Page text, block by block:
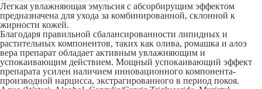
Легкая увлажняющая эмульсия с абсорбирущим эффектом
предназначена для ухода за комбинированной, склонной к
жирности кожей.
Благодаря правильной сбалансированности липидных и
растительных компонентов, таких как олива, ромашка и алоэ
вера препарат обладает активным увлажняющим и
успокаивающим действием. Мощный успокаивающий эффект
препарата усилен наличием инновационного компонента-
производной нарцисса, экстрагированного в период покоя.